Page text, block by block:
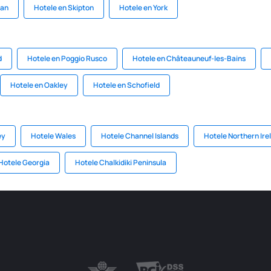
Hotele en Skipton Hotele en York
Hotele en Poggio Rusco Hotele en Châteauneuf-les-Bains
Hotele en Oakley Hotele en Schofield
Hotele Wales Hotele Channel Islands Hotele Northern
Georgia Hotele Chalkidiki Peninsula